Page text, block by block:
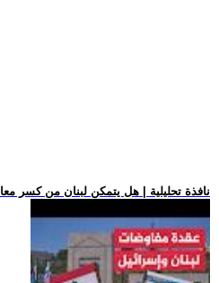
.. نافذة تحليلية | هل يتمكن لبنان من كسر